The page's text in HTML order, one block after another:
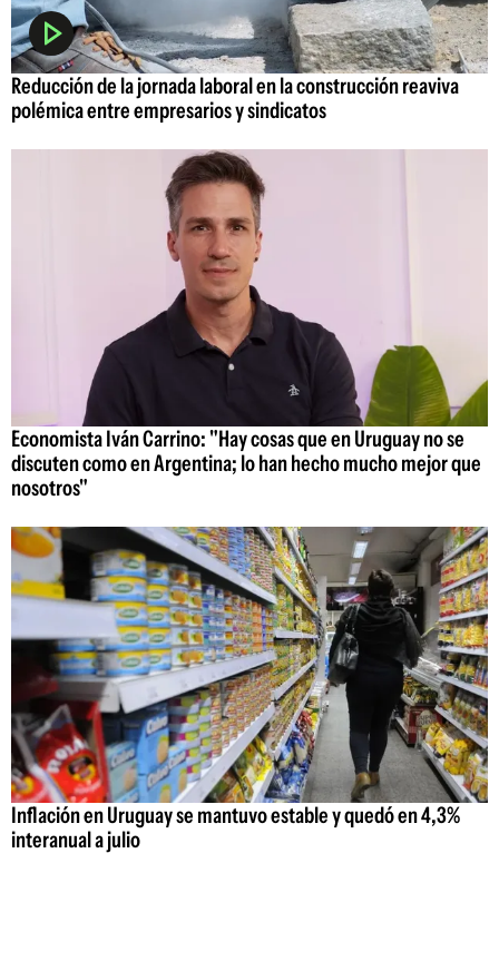
Reducción de la jornada laboral en la construcción reaviva
polémica entre empresarios y sindicatos
Economista Iván Carrino: "Hay cosas que en Uruguay no se
discuten como en Argentina; lo han hecho mucho mejor que
nosotros"
Inflación en Uruguay se mantuvo estable y quedó en 4,3%
interanual a julio